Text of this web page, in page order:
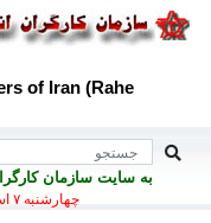
of Iran (Rahe
به سايت سازمان
چهارشنبه ۷ اسفند ۱۳۹۸ برابر با ۲۶ فوريه ۲۰۲۰